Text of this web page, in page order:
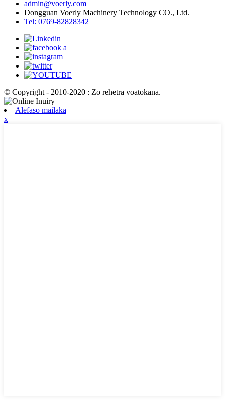
admin@voerly.com
Dongguan Voerly Machinery Technology CO., Ltd.
Tel: 0769-82828342
© Copyright - 2010-2020 : Zo rehetra voatokana.
Alefaso mailaka
x